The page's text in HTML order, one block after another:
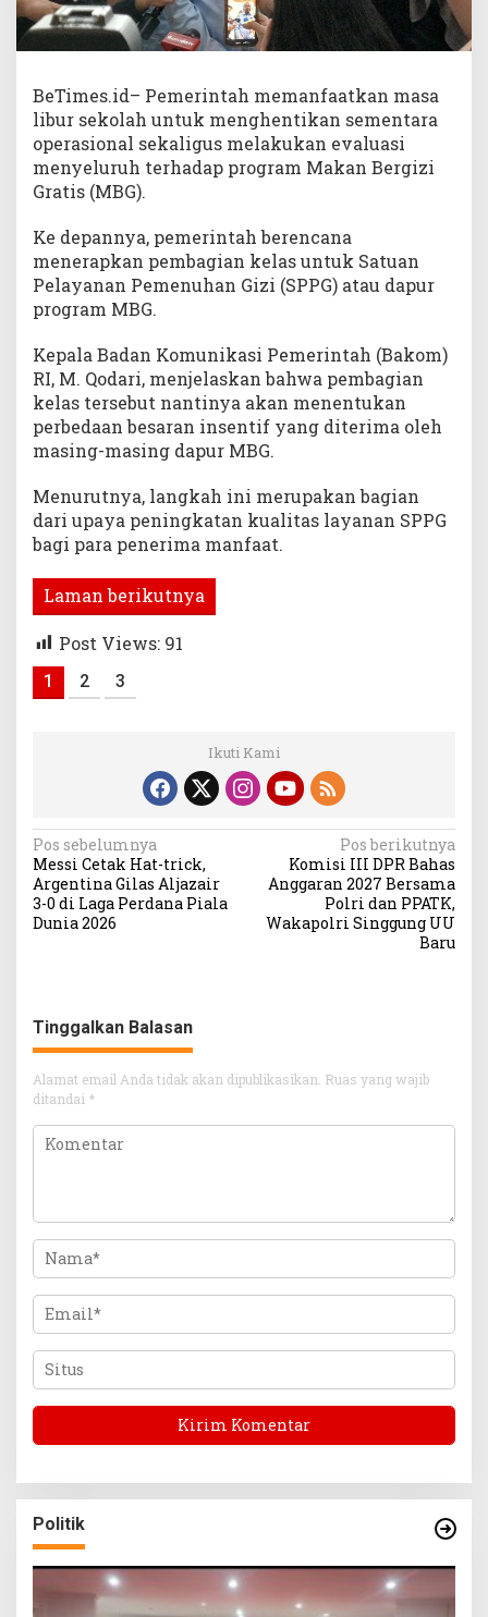
BeTimes.id– Pemerintah memanfaatkan masa
libur sekolah untuk menghentikan sementara
operasional sekaligus melakukan evaluasi
menyeluruh terhadap program Makan Bergizi
Gratis (MBG).
Ke depannya, pemerintah berencana
menerapkan pembagian kelas untuk Satuan
Pelayanan Pemenuhan Gizi (SPPG) atau dapur
program MBG.
Kepala Badan Komunikasi Pemerintah (Bakom)
RI, M. Qodari, menjelaskan bahwa pembagian
kelas tersebut nantinya akan menentukan
perbedaan besaran insentif yang diterima oleh
masing-masing dapur MBG.
Menurutnya, langkah ini merupakan bagian
dari upaya peningkatan kualitas layanan SPPG
bagi para penerima manfaat.
Laman berikutnya
Post Views: 91
1 2 3
Ikuti Kami
Navigasi
pos
Pos sebelumnya
Messi Cetak Hat-trick,
Argentina Gilas Aljazair
3-0 di Laga Perdana Piala
Dunia 2026
Pos berikutnya
Komisi III DPR Bahas
Anggaran 2027 Bersama
Polri dan PPATK,
Wakapolri Singgung UU
Baru
Tinggalkan Balasan
Alamat email Anda tidak akan dipublikasikan. Ruas yang wajib
ditandai *
Politik